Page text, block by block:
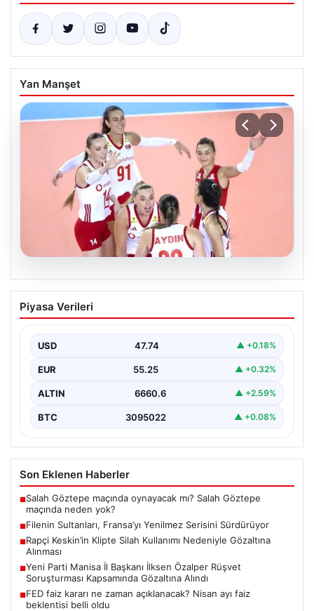
Yan Manşet
Filenin Sultanları, Fransa’yı Yenilmez
Serisini Sürdürüyor
öncesinde yaptığı hazırlık maçlarında gösterdiği üstün
performansla…
Piyasa Verileri
USD 47.74 ▲ +0.18%
EUR 55.25 ▲ +0.32%
ALTIN 6660.6 ▲ +2.59%
BTC 3095022 ▲ +0.08%
Son Eklenen Haberler
■Salah Göztepe maçında oynayacak mı? Salah Göztepe
maçında neden yok?
■Filenin Sultanları, Fransa’yı Yenilmez Serisini Sürdürüyor
■Rapçi Keskin’in Klipte Silah Kullanımı Nedeniyle Gözaltına
Alınması
■Yeni Parti Manisa İl Başkanı İlksen Özalper Rüşvet
Soruşturması Kapsamında Gözaltına Alındı
■FED faiz kararı ne zaman açıklanacak? Nisan ayı faiz
beklentisi belli oldu